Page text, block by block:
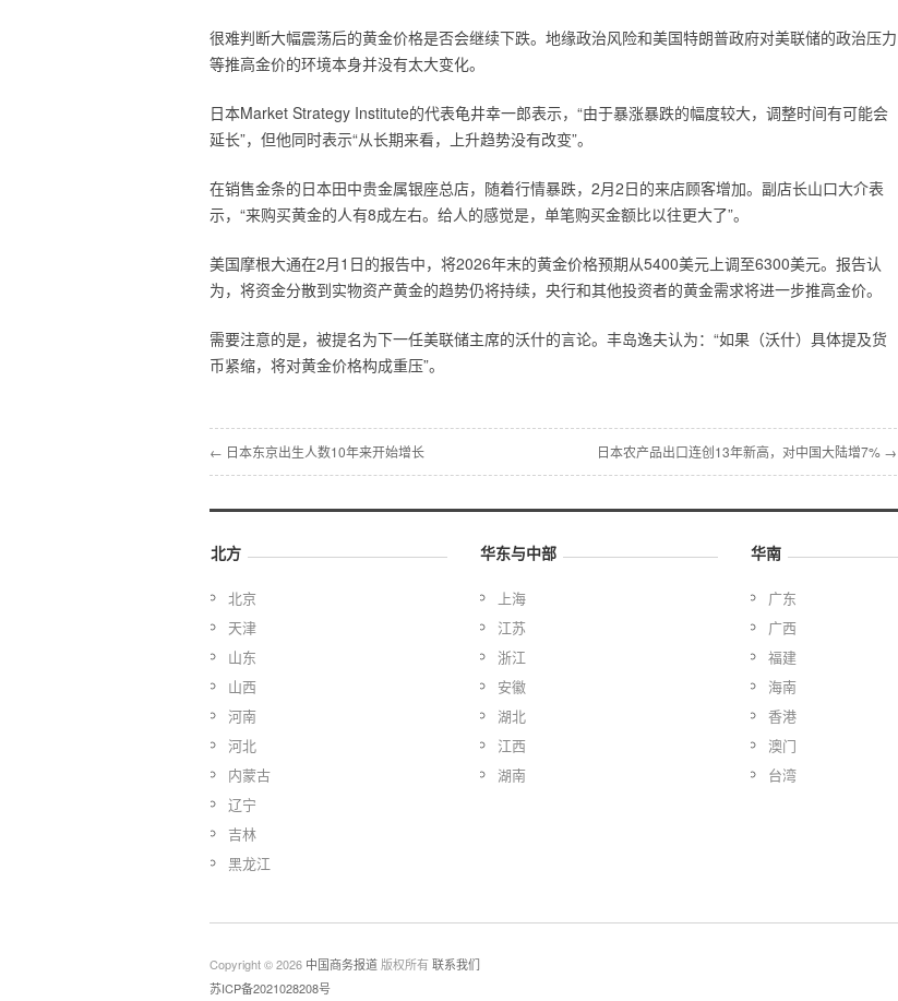
很难判断大幅震荡后的黄金价格是否会继续下跌。地缘政治风险和美国特朗普政府对美联储的政治压力
等推高金价的环境本身并没有太大变化。
日本Market Strategy Institute的代表龟井幸一郎表示，“由于暴涨暴跌的幅度较大，调整时间有可能会
延长”，但他同时表示“从长期来看，上升趋势没有改变”。
在销售金条的日本田中贵金属银座总店，随着行情暴跌，2月2日的来店顾客增加。副店长山口大介表
示，“来购买黄金的人有8成左右。给人的感觉是，单笔购买金额比以往更大了”。
美国摩根大通在2月1日的报告中，将2026年末的黄金价格预期从5400美元上调至6300美元。报告认
为，将资金分散到实物资产黄金的趋势仍将持续，央行和其他投资者的黄金需求将进一步推高金价。
需要注意的是，被提名为下一任美联储主席的沃什的言论。丰岛逸夫认为：“如果（沃什）具体提及货
币紧缩，将对黄金价格构成重压”。
← 日本东京出生人数10年来开始增长 日本农产品出口连创13年新高，对中国大陆增7% →
北方
北京
天津
山东
山西
河南
河北
内蒙古
辽宁
吉林
黑龙江
华东与中部
上海
江苏
浙江
安徽
湖北
江西
湖南
华南
广东
广西
福建
海南
香港
澳门
台湾
Copyright © 2026 中国商务报道 版权所有联系我们
苏ICP备2021028208号